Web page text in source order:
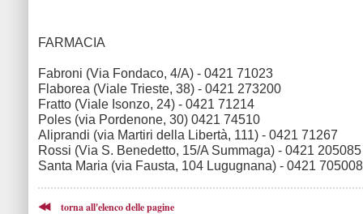
FARMACIA
Fabroni (Via Fondaco, 4/A) - 0421 71023
Flaborea (Viale Trieste, 38) - 0421 273200
Fratto (Viale Isonzo, 24) - 0421 71214
Poles (via Pordenone, 30) 0421 74510
Aliprandi (via Martiri della Libertà, 111) - 0421 71267
Rossi (Via S. Benedetto, 15/A Summaga) - 0421 205085
Santa Maria (via Fausta, 104 Lugugnana) - 0421 705008
torna all'elenco delle pagine